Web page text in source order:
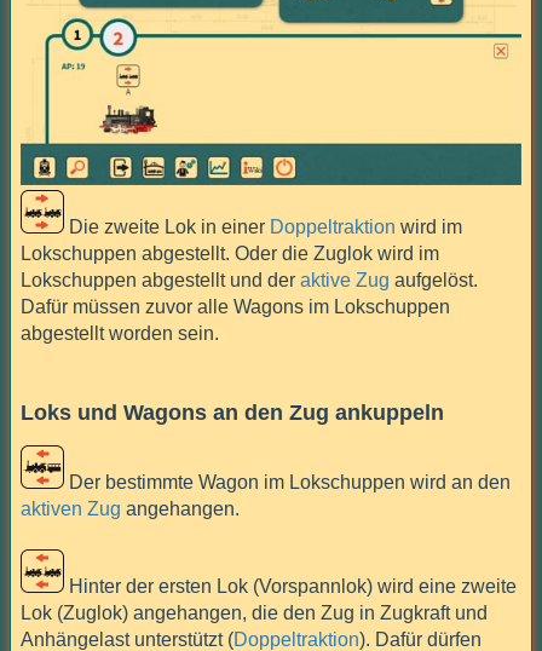
Die zweite Lok in einer Doppeltraktion wird im
Lokschuppen abgestellt. Oder die Zuglok wird im
Lokschuppen abgestellt und der aktive Zug aufgelöst.
Dafür müssen zuvor alle Wagons im Lokschuppen
abgestellt worden sein.
Loks und Wagons an den Zug ankuppeln
Der bestimmte Wagon im Lokschuppen wird an den
aktiven Zug angehangen.
Hinter der ersten Lok (Vorspannlok) wird eine zweite
Lok (Zuglok) angehangen, die den Zug in Zugkraft und
Anhängelast unterstützt (Doppeltraktion). Dafür dürfen